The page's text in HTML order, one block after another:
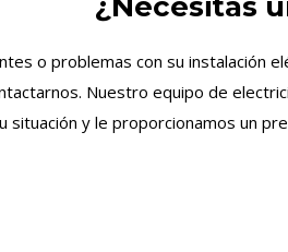
o problemas con su instalación
Nuestro equipo de
situación y le proporcionamos un